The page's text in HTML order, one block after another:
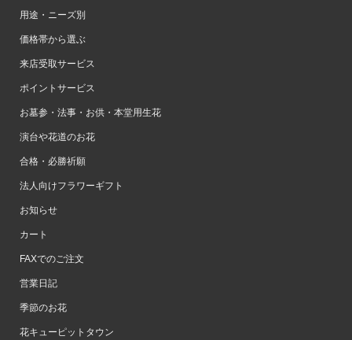
用途・ニーズ別
価格帯から選ぶ
来店受取サービス
ポイントサービス
お墓参・法事・お供・本堂用生花
演台や花道のお花
合格・必勝祈願
法人向けフラワーギフト
お知らせ
カート
FAXでのご注文
営業日記
季節のお花
花キューピットタウン